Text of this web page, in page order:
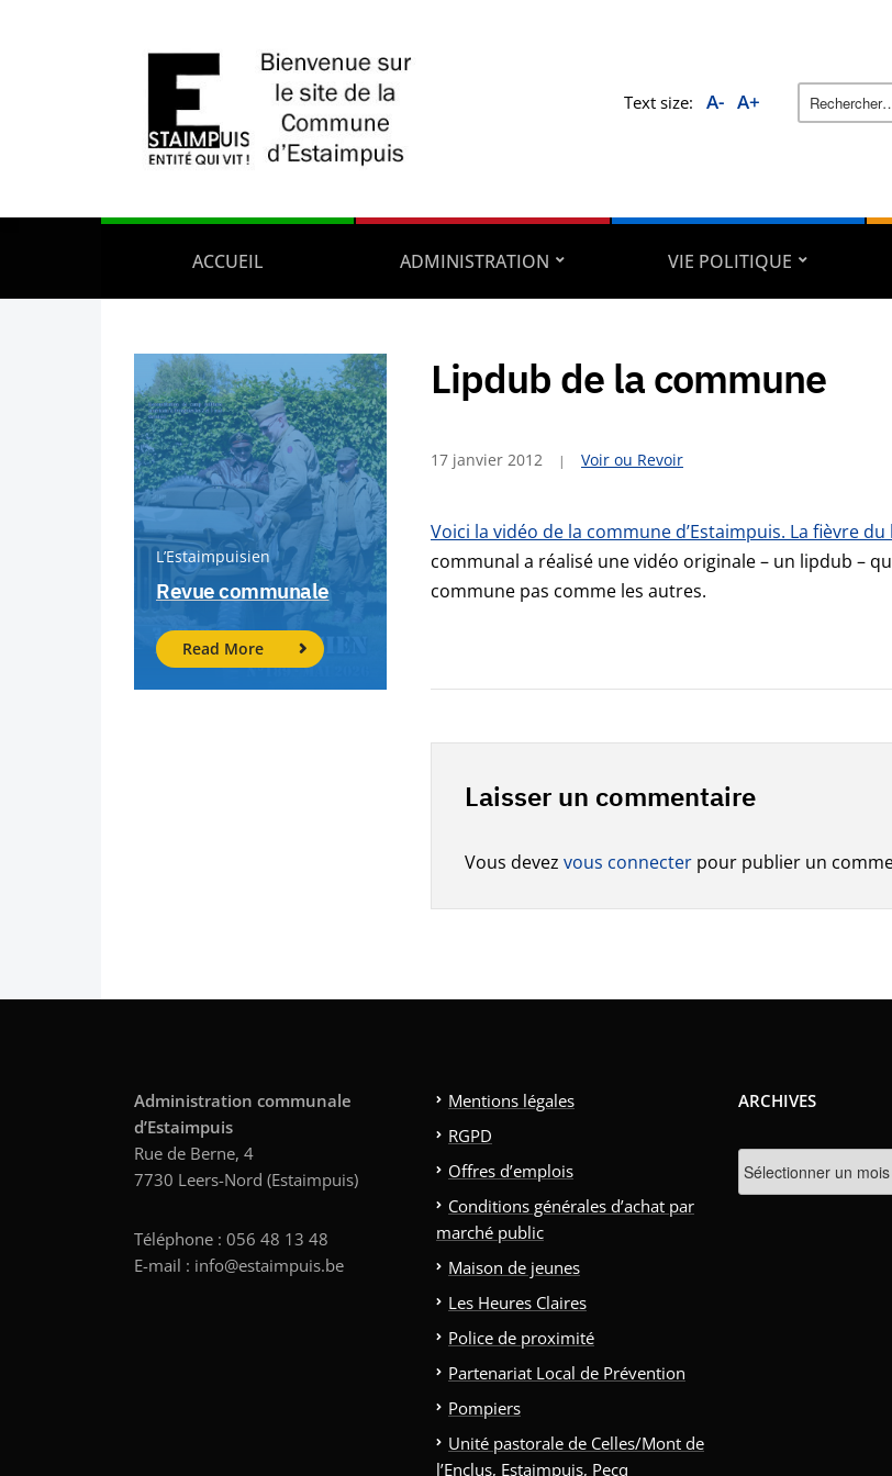
Text size: A- A+
ACCUEIL ADMINISTRATION VIE POLITIQUE
L’Estaimpuisien
Revue communale
Read More
Lipdub de la commune
17 janvier 2012 Voir ou Revoir
Voici la vidéo de la commune d’Estaimpuis. La fièvre
communal a réalisé une vidéo originale – un lipdub –
commune pas comme les autres.
Laisser un commentaire
Vous devez vous connecter pour publier un
Administration communale
d’Estaimpuis
Rue de Berne, 4
7730 Leers-Nord (Estaimpuis)
Téléphone : 056 48 13 48
E-mail : info@estaimpuis.be
Mentions légales
RGPD
Offres d’emplois
Conditions générales d’achat par
marché public
Maison de jeunes
Les Heures Claires
Police de proximité
Partenariat Local de Prévention
Pompiers
Unité pastorale de Celles/Mont de
l’Enclus, Estaimpuis, Pecq
ARCHIVES